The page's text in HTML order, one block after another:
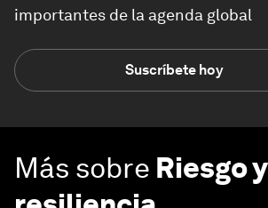
importantes de la agenda global
Suscríbete hoy
Más sobre Riesgo y